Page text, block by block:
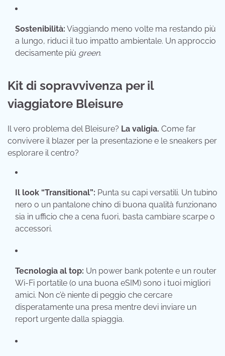
Sostenibilità: Viaggiando meno volte ma restando più
a lungo, riduci il tuo impatto ambientale. Un approccio
decisamente più green.
Kit di sopravvivenza per il
viaggiatore Bleisure
Il vero problema del Bleisure? La valigia. Come far
convivere il blazer per la presentazione e le sneakers per
esplorare il centro?
Il look “Transitional”: Punta su capi versatili. Un tubino
nero o un pantalone chino di buona qualità funzionano
sia in ufficio che a cena fuori, basta cambiare scarpe o
accessori.
Tecnologia al top: Un power bank potente e un router
Wi-Fi portatile (o una buona eSIM) sono i tuoi migliori
amici. Non c’è niente di peggio che cercare
disperatamente una presa mentre devi inviare un
report urgente dalla spiaggia.